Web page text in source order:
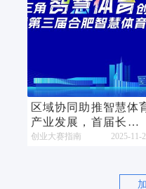
区域协同助推智慧体
产业发展，首届长三角
智慧体育创新创业大
创业大赛指南 2025-11-